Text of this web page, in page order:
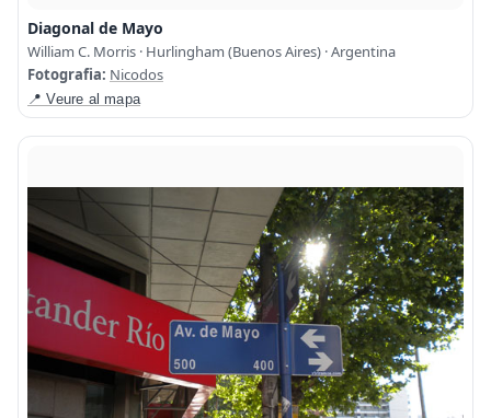
Diagonal de Mayo
William C. Morris · Hurlingham (Buenos Aires) · Argentina
Fotografia: Nicodos
📍 Veure al mapa